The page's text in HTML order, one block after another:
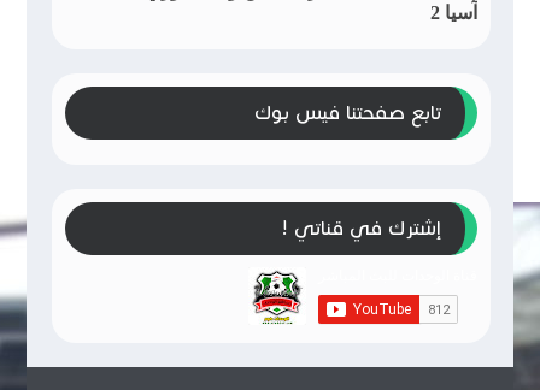
آسيا 2
تابع صفحتنا فيس بوك
إشترك في قناتي !